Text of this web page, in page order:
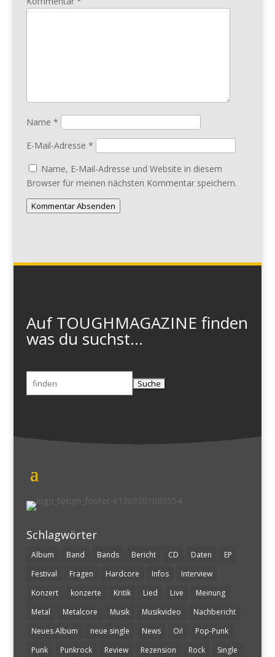
Name *
E-Mail-Adresse *
Name, E-Mail-Adresse und Website in diesem
Browser für meinen nächsten Kommentar speichern.
Kommentar Absenden
Auf TOUGHMAGAZINE finden
was du suchst...
Suchen
nach:
Schlagwörter
Album Band Bands Bericht CD Daten
EP
Festival
Fragen Hardcore Infos
Interview
Konzert
konzerte Kritik Lied Live
Meinung
Metal
Metalcore Musik Musikvideo
Nachbericht
Neues Album
neue single News Oi!
Pop-Punk
Punk
Punkrock Review Rezension Rock Single